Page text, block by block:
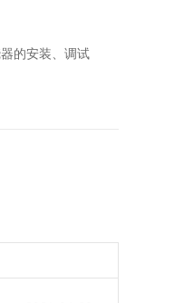
的安装、调试